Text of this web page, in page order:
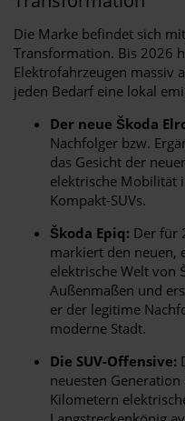
Die Marke befindet sich
Transformation. Bis 2026
Elektrofahrzeugen massiv
jeden Bedarf eine lokal
Der neue Škoda
Nachfolger bzw.
das Gesicht der
elektrische Mobilität
Kompakt-SUVs.
Škoda Epiq: Der für
markiert den neuen,
elektrische Welt von
Außenmaßen und
er der legitime
moderne Stadt.
Die SUV-Offensive:
neuesten
Kilometern